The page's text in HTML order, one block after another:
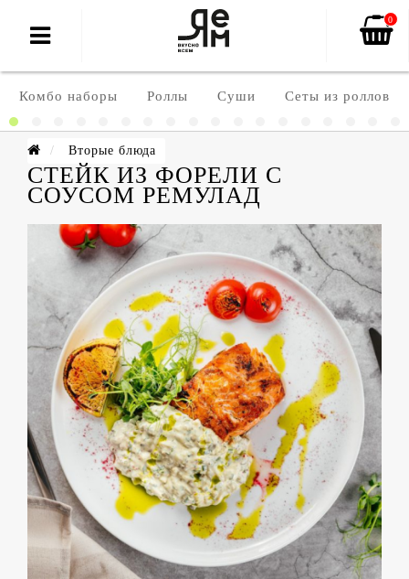
0
Комбо наборы Роллы Суши Сеты из роллов
Вторые блюда
СТЕЙК ИЗ ФОРЕЛИ С
СОУСОМ РЕМУЛАД